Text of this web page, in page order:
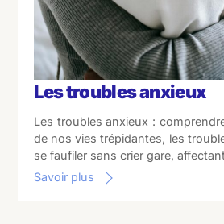
Les troubles anxieux
Les troubles anxieux :
de nos vies trépidantes, les
se faufiler sans crier gare,
Savoir plus